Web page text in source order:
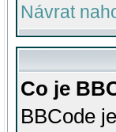
Návrat
Co je
BBCode